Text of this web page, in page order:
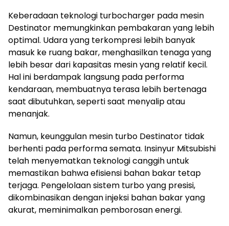
Keberadaan teknologi turbocharger pada mesin
Destinator memungkinkan pembakaran yang lebih
optimal. Udara yang terkompresi lebih banyak
masuk ke ruang bakar, menghasilkan tenaga yang
lebih besar dari kapasitas mesin yang relatif kecil.
Hal ini berdampak langsung pada performa
kendaraan, membuatnya terasa lebih bertenaga
saat dibutuhkan, seperti saat menyalip atau
menanjak.
Namun, keunggulan mesin turbo Destinator tidak
berhenti pada performa semata. Insinyur Mitsubishi
telah menyematkan teknologi canggih untuk
memastikan bahwa efisiensi bahan bakar tetap
terjaga. Pengelolaan sistem turbo yang presisi,
dikombinasikan dengan injeksi bahan bakar yang
akurat, meminimalkan pemborosan energi.